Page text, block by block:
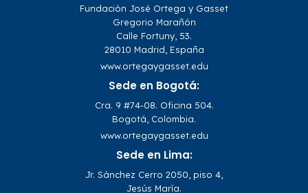
Fundación José Ortega y Gasset
Gregorio Marañón
Calle Fortuny, 53.
28010 Madrid, España
www.ortegaygasset.edu
Sede en Bogotá:
Cra. 9 #74-08. Oficina 504.
Bogotá, Colombia.
www.ortegaygasset.edu
Sede en Lima:
Jr. Sánchez Cerro 2050, piso 4,
Jesús María.